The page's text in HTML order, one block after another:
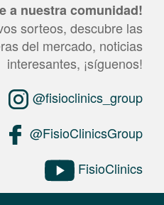
a nuestra comunidad!
sorteos, descubre las
del mercado, noticias
interesantes, ¡síguenos!
@fisioclinics_group
@FisioClinicsGroup
FisioClinics